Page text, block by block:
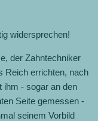
widersprechen!
der Zahntechniker
Reich errichten, nach
ihm - sogar an den
Seite gemessen -
seinem Vorbild